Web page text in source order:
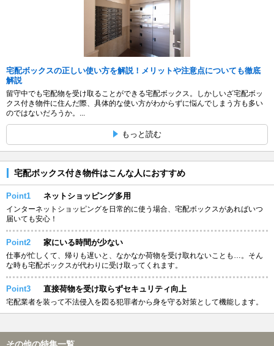
宅配ボックスの正しい使い方を解説！メリットや注意点についても徹底
解説
留守中でも宅配物を受け取ることができる宅配ボックス。しかしいざ宅配ボッ
クス付き物件に住んだ際、具体的な使い方がわからずに悩んでしまう方も多い
のではないだろうか。...
もっと読む
宅配ボックス付き物件はこんな人におすすめ
Point1 ネットショッピング多用
インターネットショッピングを日常的に使う場合、宅配ボックスがあればいつ
届いても安心！
Point2 家にいる時間が少ない
仕事が忙しくて、帰りも遅いと、なかなか荷物を受け取れないことも…。そん
な時も宅配ボックスが代わりに受け取ってくれます。
Point3 直接荷物を受け取らずセキュリティ向上
宅配業者を装って不法侵入を図る犯罪者から身を守る対策として機能します。